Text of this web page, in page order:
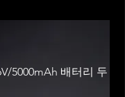
5000mAh 배터리 두